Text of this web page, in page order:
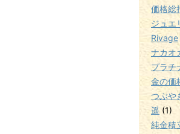
価格総
ジュエ
Rivage
ナカオ
プラチ
金の価
つぶや
遥 (1)
純金積